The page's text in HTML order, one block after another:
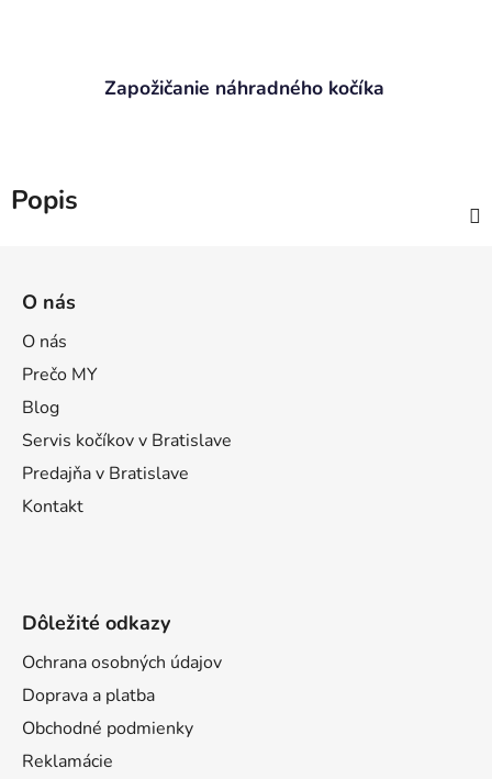
Zapožičanie náhradného kočíka
Popis
O nás
O nás
Prečo MY
Blog
Servis kočíkov v Bratislave
Predajňa v Bratislave
Kontakt
Dôležité odkazy
Ochrana osobných údajov
Doprava a platba
Obchodné podmienky
Reklamácie